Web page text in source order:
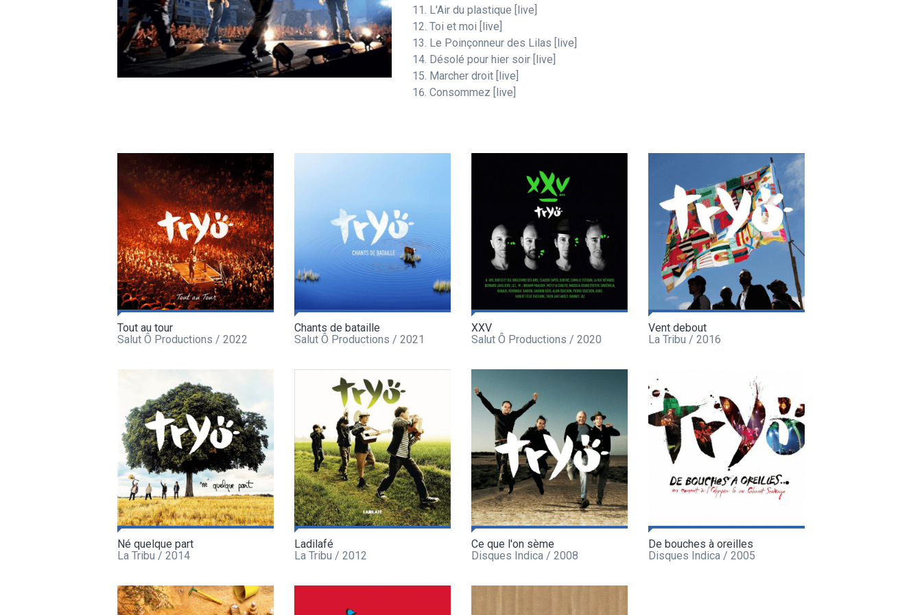
L'Air du plastique [live]
Toi et moi [live]
Le Poinçonneur des Lilas [live]
Désolé pour hier soir [live]
Marcher droit [live]
Consommez [live]
Tout au tour
Salut Ô Productions / 2022
Chants de bataille
Salut Ô Productions / 2021
XXV
Salut Ô Productions / 2020
Vent debout
La Tribu / 2016
Né quelque part
La Tribu / 2014
Ladilafé
La Tribu / 2012
Ce que l'on sème
Disques Indica / 2008
De bouches à oreilles
Disques Indica / 2005